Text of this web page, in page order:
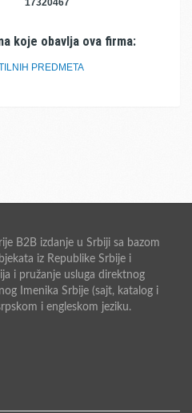
17320467
koje obavlja ova firma:
PREDMETA
B2B izdanje u Srbiji sa bazom
iz Republike Srbije i
i pružanje usluga direktnog
Imenika Srbije (sajt, katalog i
i engleskom jeziku.